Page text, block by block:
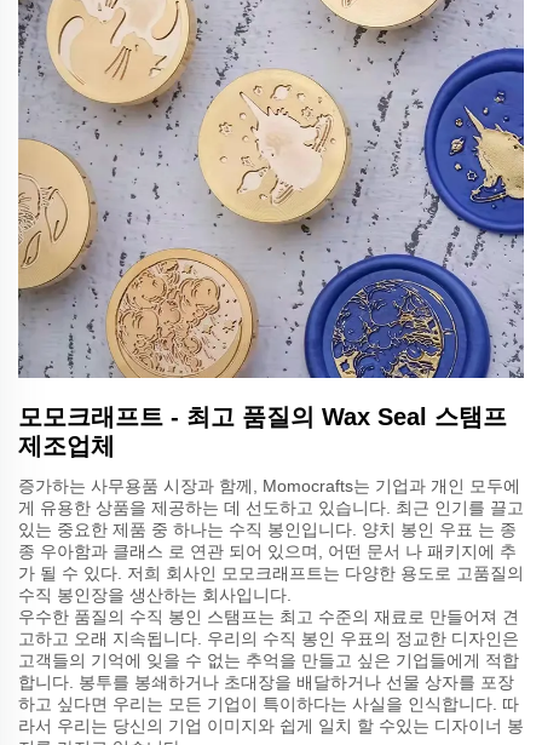
모모크래프트 - 최고 품질의 Wax Seal 스탬프
제조업체
증가하는 사무용품 시장과 함께, Momocrafts는 기업과 개인 모두에
게 유용한 상품을 제공하는 데 선도하고 있습니다. 최근 인기를 끌고
있는 중요한 제품 중 하나는 수직 봉인입니다. 양치 봉인 우표 는 종
종 우아함과 클래스 로 연관 되어 있으며, 어떤 문서 나 패키지에 추
가 될 수 있다. 저희 회사인 모모크래프트는 다양한 용도로 고품질의
수직 봉인장을 생산하는 회사입니다.
우수한 품질의 수직 봉인 스탬프는 최고 수준의 재료로 만들어져 견
고하고 오래 지속됩니다. 우리의 수직 봉인 우표의 정교한 디자인은
고객들의 기억에 잊을 수 없는 추억을 만들고 싶은 기업들에게 적합
합니다. 봉투를 봉쇄하거나 초대장을 배달하거나 선물 상자를 포장
하고 싶다면 우리는 모든 기업이 특이하다는 사실을 인식합니다. 따
라서 우리는 당신의 기업 이미지와 쉽게 일치 할 수있는 디자이너 봉